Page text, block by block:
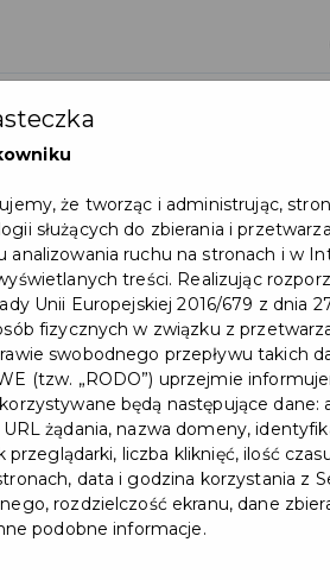
Programy
Miasta Załatw sprawę
Ochrona ludności
że tworząc i administrując,
służących do zbierania i
analizowania ruchu na stronach i w
treści. Realizując
Unii Europejskiej 2016/679 z dnia
fizycznych w związku z
swobodnego przepływu takich
(tzw. „RODO”) uprzejmie
będą następujące dane:
żądania, nazwa domeny,
przeglądarki, liczba kliknięć, ilość
data i godzina korzystania z
rozdzielczość ekranu, dane
podobne informacje.